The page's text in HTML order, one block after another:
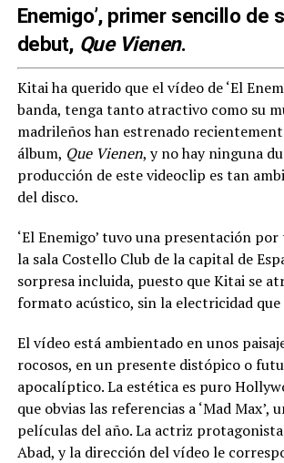
Enemigo’, primer sencillo de
debut, Que Vienen.
Kitai ha querido que el vídeo de ‘El
banda, tenga tanto atractivo como su
madrileños han estrenado
álbum, Que Vienen, y no hay ninguna
producción de este videoclip es tan
del disco.
‘El Enemigo’ tuvo una presentación
la sala Costello Club de la capital de
sorpresa incluida, puesto que Kitai se
formato acústico, sin la electricidad que
El vídeo está ambientado en unos
rocosos, en un presente distópico o
apocalíptico. La estética es puro
que obvias las referencias a ‘Mad Max’,
películas del año. La actriz
Abad, y la dirección del vídeo le